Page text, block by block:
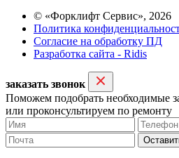
© «Форклифт Сервис», 2026
Политика
Согласие на обработку ПД
Разработка сайта - Ridis
заказать звонок
Поможем подобрать необходимые
или проконсультируем по ремонту